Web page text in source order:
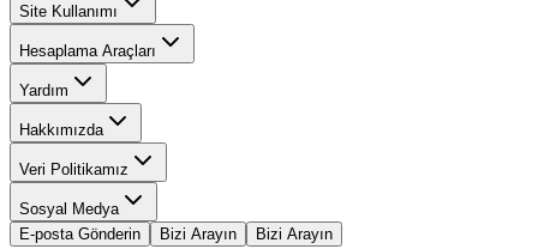
Site Kullanımı
Hesaplama Araçları
Yardım
Hakkımızda
Veri Politikamız
Sosyal Medya
E-posta Gönderin
Bizi Arayın Bizi Arayın